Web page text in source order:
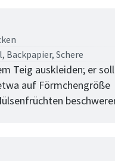
Backpapier, Schere
Teig auskleiden; er soll
auf Förmchengröße